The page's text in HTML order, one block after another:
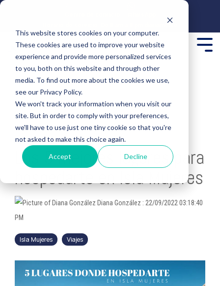
This website stores cookies on your computer.
These cookies are used to improve your website
experience and provide more personalized services
to you, both on this website and through other
media. To find out more about the cookies we use,
see our Privacy Policy.
We won't track your information when you visit our
site. But in order to comply with your preferences,
we'll have to use just one tiny cookie so that you're
not asked to make this choice again.
Accept Decline
Horario de servicio: De 8 am a 8 pm diariamente
3 MINUTO LEÍDO
Los 5 mejores lugares para
hospedarte en Isla Mujeres
Diana González : 22/09/2022 03:18:40
PM
Isla Mujeres Viajes